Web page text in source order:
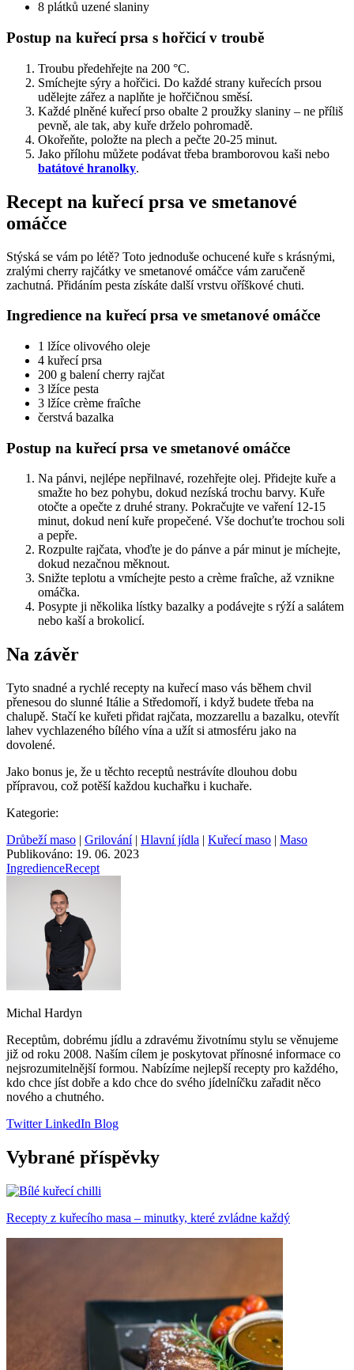
8 plátků uzené slaniny
Postup na kuřecí prsa s hořčicí v troubě
Troubu předehřejte na 200 °C.
Smíchejte sýry a hořčici. Do každé strany kuřecích prsou
udělejte zářez a naplňte je hořčičnou směsí.
Každé plněné kuřecí prso obalte 2 proužky slaniny – ne příliš
pevně, ale tak, aby kuře drželo pohromadě.
Okořeňte, položte na plech a pečte 20-25 minut.
Jako přílohu můžete podávat třeba bramborovou kaši nebo
batátové hranolky.
Recept na kuřecí prsa ve smetanové
omáčce
Stýská se vám po létě? Toto jednoduše ochucené kuře s krásnými,
zralými cherry rajčátky ve smetanové omáčce vám zaručeně
zachutná. Přidáním pesta získáte další vrstvu oříškové chuti.
Ingredience na kuřecí prsa ve smetanové omáčce
1 lžíce olivového oleje
4 kuřecí prsa
200 g balení cherry rajčat
3 lžíce pesta
3 lžíce crème fraîche
čerstvá bazalka
Postup na kuřecí prsa ve smetanové omáčce
Na pánvi, nejlépe nepřilnavé, rozehřejte olej. Přidejte kuře a
smažte ho bez pohybu, dokud nezíská trochu barvy. Kuře
otočte a opečte z druhé strany. Pokračujte ve vaření 12-15
minut, dokud není kuře propečené. Vše dochuťte trochou soli
a pepře.
Rozpulte rajčata, vhoďte je do pánve a pár minut je míchejte,
dokud nezačnou měknout.
Snižte teplotu a vmíchejte pesto a crème fraîche, až vznikne
omáčka.
Posypte ji několika lístky bazalky a podávejte s rýží a salátem
nebo kaší a brokolicí.
Na závěr
Tyto snadné a rychlé recepty na kuřecí maso vás během chvil
přenesou do slunné Itálie a Středomoří, i když budete třeba na
chalupě. Stačí ke kuřeti přidat rajčata, mozzarellu a bazalku, otevřít
lahev vychlazeného bílého vína a užít si atmosféru jako na
dovolené.
Jako bonus je, že u těchto receptů nestrávíte dlouhou dobu
přípravou, což potěší každou kuchařku i kuchaře.
Kategorie:
Drůbeží maso | Grilování| Hlavní jídla | Kuřecí maso | Maso
Publikováno: 19. 06. 2023
IngredienceRecept
Michal Hardyn
Receptům, dobrému jídlu a zdravému životnímu stylu se věnujeme
již od roku 2008. Naším cílem je poskytovat přínosné informace co
nejsrozumitelnější formou. Nabízíme nejlepší recepty pro každého,
kdo chce jíst dobře a kdo chce do svého jídelníčku zařadit něco
nového a chutného.
TwitterLinkedIn Blog
Vybrané příspěvky
Recepty z kuřecího masa – minutky, které zvládne každý